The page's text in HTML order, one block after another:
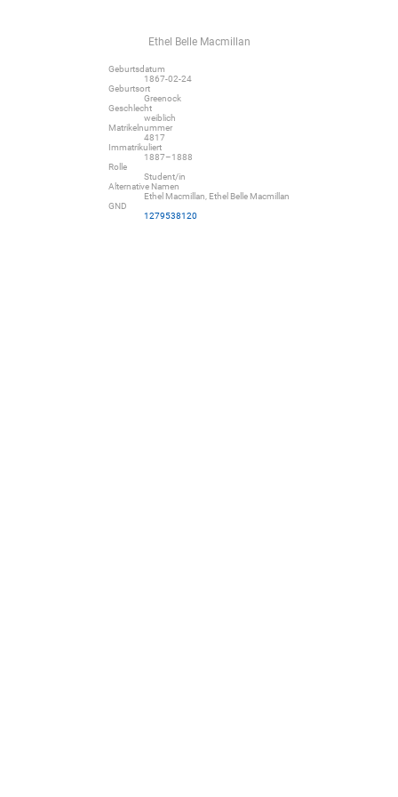
Ethel Belle Macmillan
Geburtsdatum
1867-02-24
Geburtsort
Greenock
Geschlecht
weiblich
Matrikelnummer
4817
Immatrikuliert
1887–1888
Rolle
Student/in
Alternative Namen
Ethel Macmillan, Ethel Belle Macmillan
GND
1279538120